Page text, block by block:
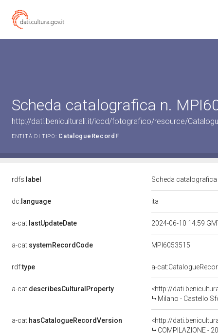
Scheda catalografica n.
http://dati.beniculturali.it/iccd/fotografico/resource/
ENTITÀ DI TIPO: CatalogueRecordF
rdfs: label Scheda
dc: language ita
a-cat: lastUpdateDate 2024-06-10 14:59
a-cat:systemRecordCode MPI6053515
rdf:type a-
a-cat:describesCulturalProperty
<http://
Milano - Castello
a-cat:hasCatalogueRecordVersion
COMPILAZIONE -